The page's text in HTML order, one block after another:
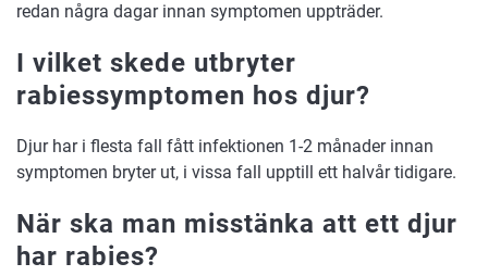
redan några dagar innan symptomen uppträder.
I vilket skede utbryter
rabiessymptomen hos djur?
Djur har i flesta fall fått infektionen 1-2 månader innan
symptomen bryter ut, i vissa fall upptill ett halvår tidigare.
När ska man misstänka att ett djur
har rabies?